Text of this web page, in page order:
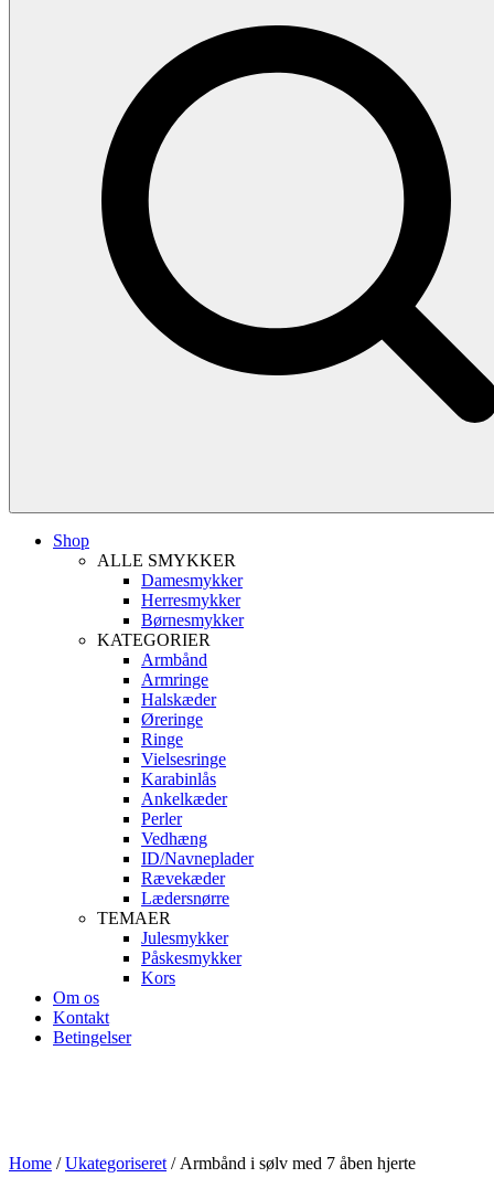
Shop
ALLE SMYKKER
Damesmykker
Herresmykker
Børnesmykker
KATEGORIER
Armbånd
Armringe
Halskæder
Øreringe
Ringe
Vielsesringe
Karabinlås
Ankelkæder
Perler
Vedhæng
ID/Navneplader
Rævekæder
Lædersnørre
TEMAER
Julesmykker
Påskesmykker
Kors
Om os
Kontakt
Betingelser
Home /Ukategoriseret / Armbånd i sølv med 7 åben hjerte